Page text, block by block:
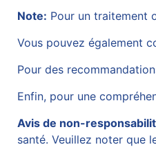
Note: Pour un traitement
Vous pouvez également
Pour des
Enfin, pour une
Avis de non-
santé. Veuillez noter que